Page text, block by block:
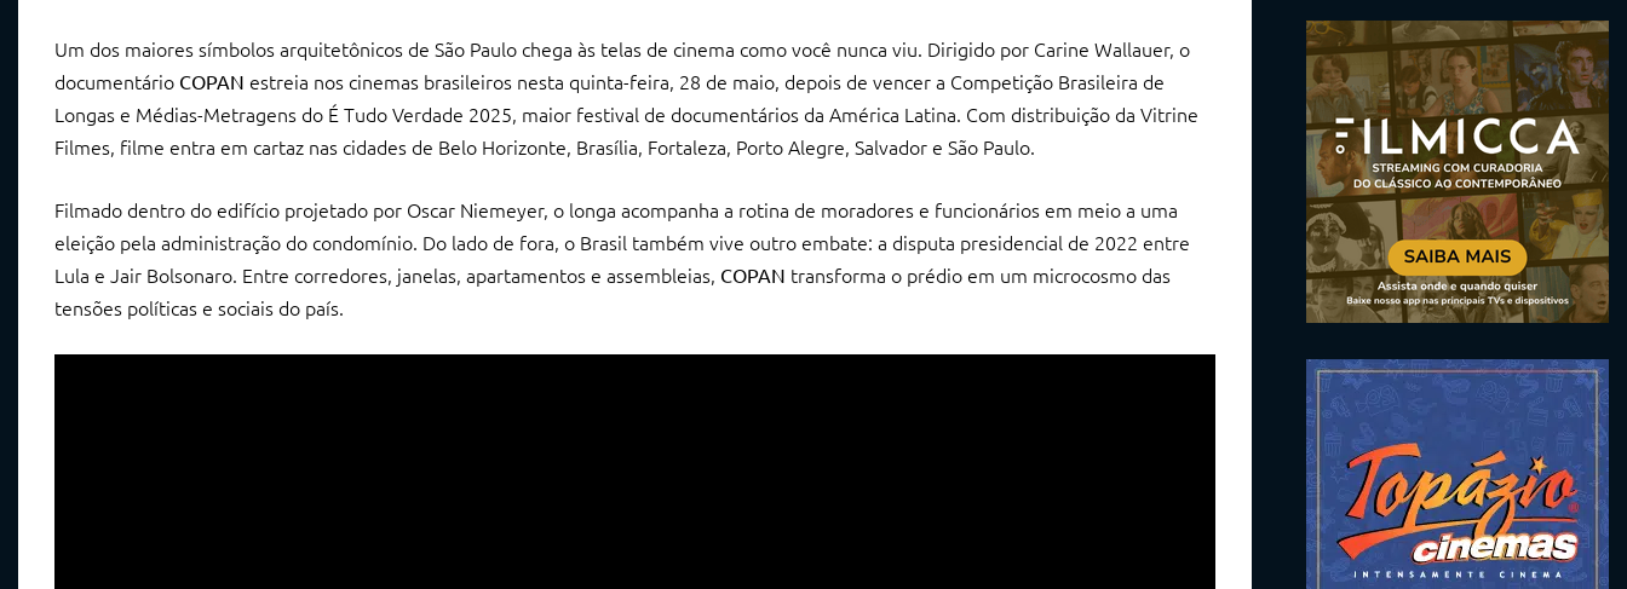
Um dos maiores símbolos arquitetônicos de São Paulo chega às telas de cinema como você nunca viu. Dirigido por Carine Wallauer, o
documentário COPAN estreia nos cinemas brasileiros nesta quinta-feira, 28 de maio, depois de vencer a Competição Brasileira de
Longas e Médias-Metragens do É Tudo Verdade 2025, maior festival de documentários da América Latina. Com distribuição da Vitrine
Filmes, filme entra em cartaz nas cidades de Belo Horizonte, Brasília, Fortaleza, Porto Alegre, Salvador e São Paulo.
Filmado dentro do edifício projetado por Oscar Niemeyer, o longa acompanha a rotina de moradores e funcionários em meio a uma
eleição pela administração do condomínio. Do lado de fora, o Brasil também vive outro embate: a disputa presidencial de 2022 entre
Lula e Jair Bolsonaro. Entre corredores, janelas, apartamentos e assembleias, COPAN transforma o prédio em um microcosmo das
tensões políticas e sociais do país.